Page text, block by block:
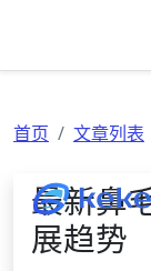
首页 文章列表
最新鼻
展趋势